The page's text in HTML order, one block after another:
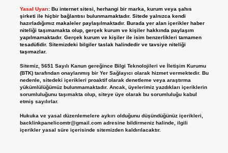
Yasal Uyarı: Bu internet sitesi, herhangi bir marka, kurum veya şahıs
şirketi ile hiçbir bağlantısı bulunmamaktadır. Sitede yalnızca kendi
hazırladığımız makaleler paylaşılmaktadır. Burada yer alan içerikler haber
niteliği taşımamakta olup, gerçek kurum ve kişiler hakkında paylaşım
yapılmamaktadır. Gerçek kurum ve kişiler ile isim benzerlikleri tamamen
tesadüfidir. Sitemizdeki bilgiler taslak halindedir ve tavsiye niteliği
taşımazlar.
Sitemiz, 5651 Sayılı Kanun gereğince Bilgi Teknolojileri ve İletişim Kurumu
(BTK) tarafından onaylanmış bir Yer Sağlayıcı olarak hizmet vermektedir. Bu
nedenle, sitedeki içerikleri proaktif olarak denetleme veya araştırma
yükümlülüğümüz bulunmamaktadır. Ancak, üyelerimiz yazdıkları içeriklerin
sorumluluğunu taşımakta olup, siteye üye olarak bu sorumluluğu kabul
etmiş sayılırlar.
Hukuka ve yasal düzenlemelere aykırı olduğunu düşündüğünüz içerikleri,
backlinkpanelicomtr@gmail.comadresine bildirmeniz halinde, ilgili
içerikler yasal süre içerisinde sitemizden kaldırılacaktır.